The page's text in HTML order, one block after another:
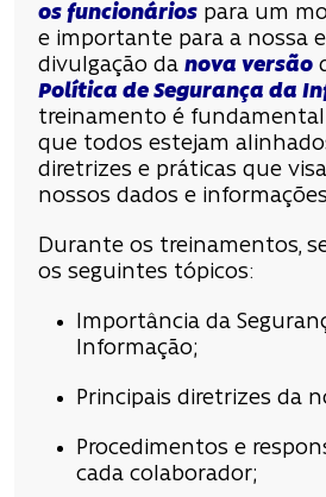
os funcionários para um
e importante para a nossa
divulgação da nova versão
Política de Segurança da
treinamento é
que todos estejam
diretrizes e práticas que
nossos dados e
Durante os treinamentos,
os seguintes tópicos:
Importância da
Informação;
Principais diretrizes da
Procedimentos e
cada colaborador;